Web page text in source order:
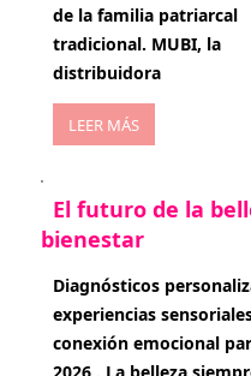
de la familia patriarcal
tradicional. MUBI, la
distribuidora
LEER MÁS
El futuro de la
bienestar
enero 15, 2026
Diagnósticos
experiencias
conexión emocional